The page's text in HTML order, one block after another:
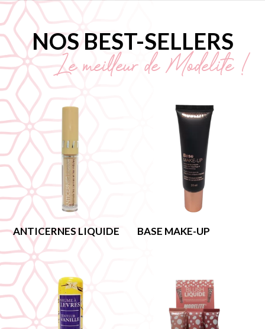
NOS BEST-SELLERS
Le meilleur de Modelite !
ANTICERNES LIQUIDE BASE MAKE-UP